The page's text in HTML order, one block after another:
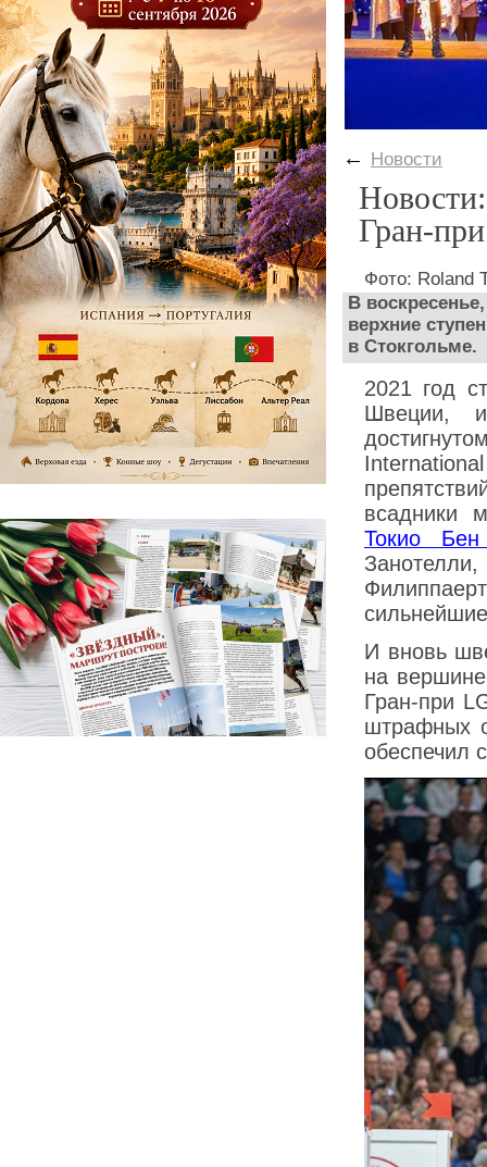
← Новости
Гран-
Фото: Roland
В
верхние
в Стокгольме.
2021 год
Швеции,
всадники
Токио
И вновь
на
Гран-при
штрафных
обеспечил